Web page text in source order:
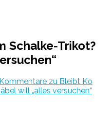
Schalke-Trikot?
zu Bleibt Ko
will „alles versuchen“